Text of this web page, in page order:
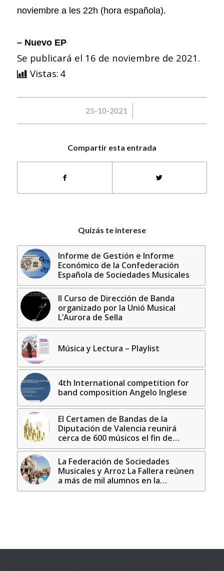
noviembre a les 22h (hora española).
– Nuevo EP
Se publicará el 16 de noviembre de 2021.
Vistas: 4
25-10-2021
/
Compartir esta entrada
Quizás te interese
Informe de Gestión e Informe
Económico de la Confederación
Española de Sociedades Musicales
II Curso de Dirección de Banda
organizado por la Unió Musical
L’Aurora de Sella
Música y Lectura – Playlist
4th International competition for
band composition Angelo Inglese
El Certamen de Bandas de la
Diputación de Valencia reunirá
cerca de 600 músicos el fin de…
La Federación de Sociedades
Musicales y Arroz La Fallera reúnen
a más de mil alumnos en la…